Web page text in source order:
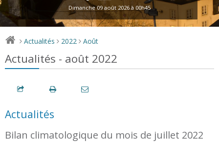
Dimanche 09 août 2026 à 00h45
> Actualités > 2022 > Août
Actualités - août 2022
Actualités
Bilan climatologique du mois de juillet 2022